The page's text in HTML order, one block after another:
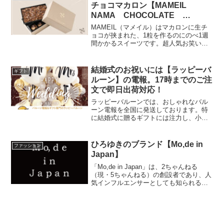
チョコマカロン【MAMEIL
NAMA CHOCOLATE
MACARON】
MAMEIL（マメイル）はマカロンに生チ
ョコが挟まれた、1粒を作るのにのべ1週
間かかるスイーツです。超人気お笑い芸
レートマカロンとなります。構想、試作
を進めた際に世界の名だたるチョコレー
トメーカーのクーベルチュールチョコレ
ートを使ってみたものの、我々の納得し
た味に仕上がることがありませんでし
た。そこでチョコレートから我々の手で
作るしかないとなり、カカオ豆を仕入れ
てチョコレートを焙煎、粉砕、コンチン
Chocolateを1粒のマカロンのために開業
するところから始めました。そこで3カ国
原産のカカオ豆のチョコレートを混ぜ合
わせることで、酸味、苦み、香り、コ
ク、口どけなど我々が求めるチョコレー
ト、生チョコを生み出すことが出来た珠
玉の生チョコマカロンです。箱を開ける
ギフト
結婚式のお祝いには【ラッピーバ
ルーン】の電報。17時までのご注
文で即日出荷対応！
ラッピーバルーンでは、おしゃれなバル
ーン電報を全国に発送しております。特
に結婚式に贈るギフトには注力し、小さ
ンには文字を印字することが可能で「世
界に1つだけのギフトを贈りたい！」と考
えている方には是非ご利用頂きたいサー
ビスです。
ファッション
ひろゆきのブランド【Mo,de in
Japan】
「Mo,de in Japan」は、2ちゃんねる
（現・5ちゃんねる）の創設者であり、人
気インフルエンサーとしても知られる西